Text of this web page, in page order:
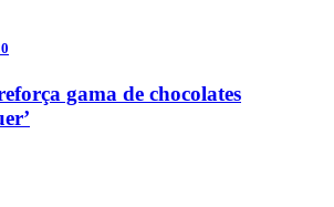
gama de chocolates